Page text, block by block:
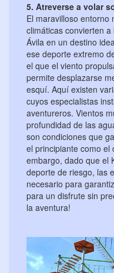
5. Atreverse a volar
El maravilloso entorno
climáticas convierten
Ávila en un destino
ese deporte extremo
el que el viento
permite desplazarse
esquí. Aquí existen
cuyos especialistas
aventureros. Vientos
profundidad de las
son condiciones que
el principiante como el
embargo, dado que el
deporte de riesgo, las
necesario para
para un disfrute sin
la aventura!